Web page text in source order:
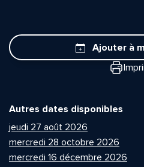
Ajouter à
Autres dates disponibles
jeudi 27 août 2026
mercredi 28 octobre 2026
mercredi 16 décembre 2026